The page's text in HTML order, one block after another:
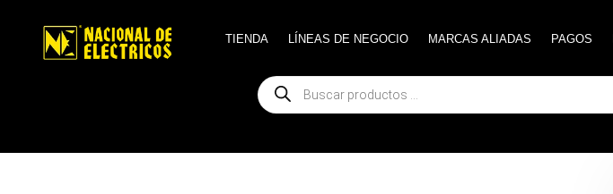
TIENDA LÍNEAS DE NEGOCIO MARCAS ALIADAS PAGOS
Búsqueda
de
productos
TIENDA LÍNEAS DE NEGOCIO MARCAS ALIADAS PAGOS
Búsqueda
de
productos